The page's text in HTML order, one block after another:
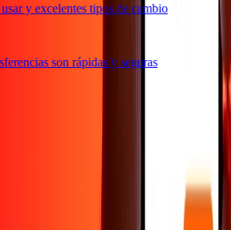
y excelentes tipos de cambio
son rápidas y seguras